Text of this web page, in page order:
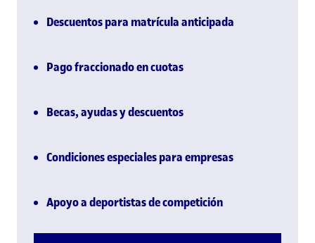
Descuentos para matrícula anticipada
Pago fraccionado en cuotas
Becas, ayudas y descuentos
Condiciones especiales para empresas
Apoyo a deportistas de competición